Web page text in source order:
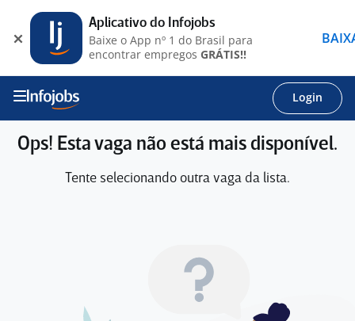
Login
Ops! Esta vaga não está mais disponível.
Tente selecionando outra vaga da lista.
Aplicativo do Infojobs
Baixe o App nº 1 do Brasil para
encontrar empregos GRÁTIS!!